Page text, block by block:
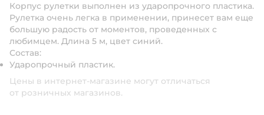
Корпус рулетки выполнен из ударопрочного пластика.
Рулетка очень легка в применении, принесет вам еще
большую радость от моментов, проведенных с
любимцем. Длина 5 м, цвет синий.
Состав:
Ударопрочный пластик.
Цены в интернет-магазине могут отличаться
от розничных магазинов.